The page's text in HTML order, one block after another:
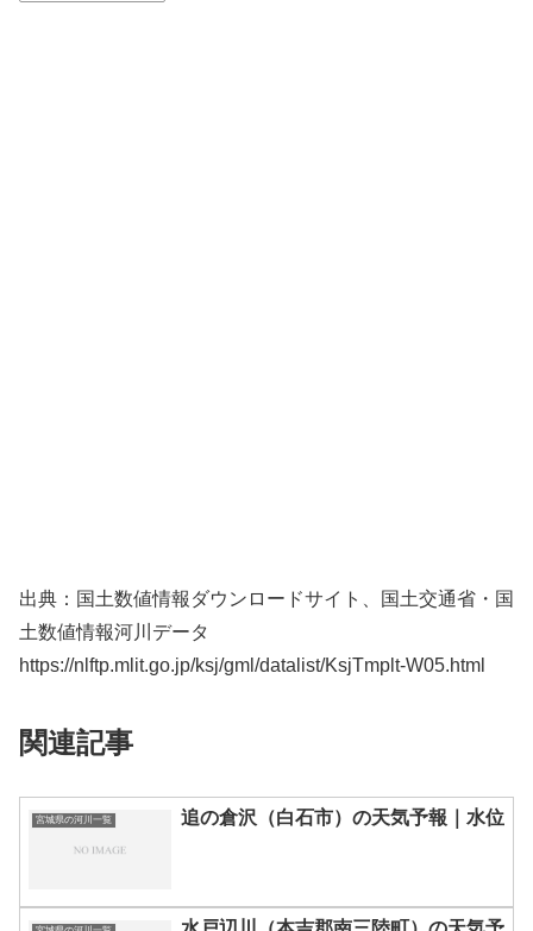
出典：国土数値情報ダウンロードサイト、国土交通省・国
土数値情報河川データ
https://nlftp.mlit.go.jp/ksj/gml/datalist/KsjTmplt-W05.html
関連記事
宮城県の河川一覧 追の倉沢（白石市）の天気予報｜水位